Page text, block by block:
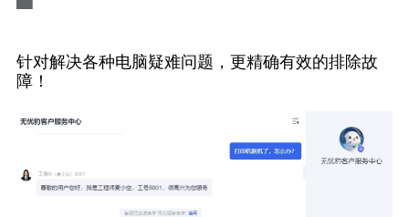
针对解决各种电脑疑难问题，更精确有效的排除故
障！